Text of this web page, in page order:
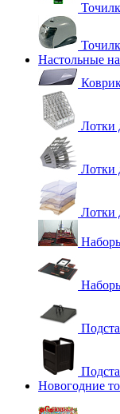
Настольные
Лотки
Лотки
Лотки
Новогодние